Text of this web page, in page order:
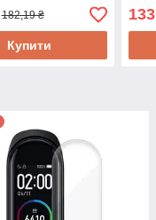
182,19 ₴
Купити
133